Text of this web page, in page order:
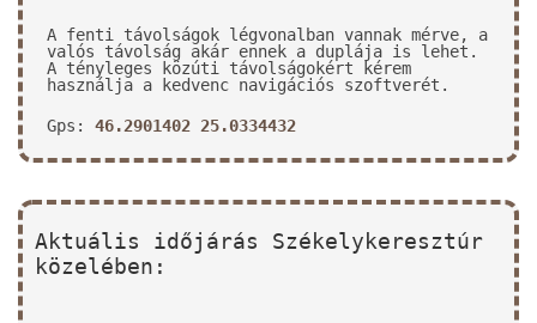
A fenti távolságok légvonalban vannak mérve, a
valós távolság akár ennek a duplája is lehet.
A tényleges közúti távolságokért kérem
használja a kedvenc navigációs szoftverét.
Gps: 46.2901402 25.0334432
Aktuális időjárás Székelykeresztúr
közelében: